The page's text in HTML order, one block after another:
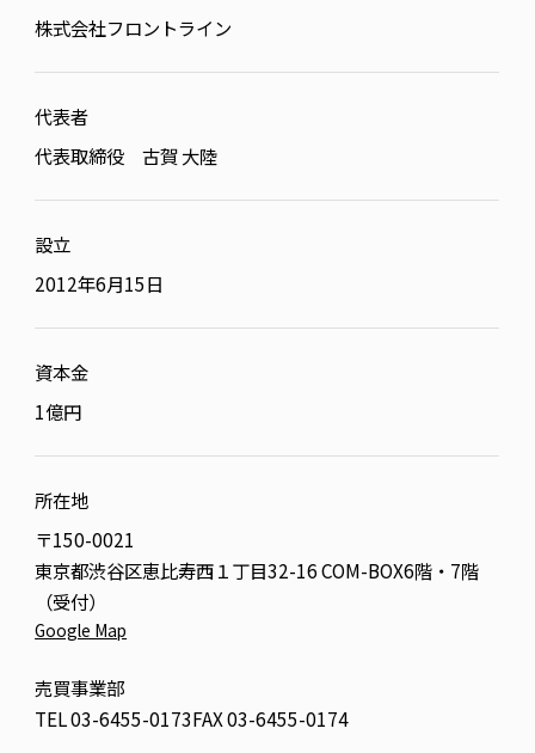
株式会社フロントライン
代表者
代表取締役 古賀 大陸
設立
2012年6月15日
資本金
1億円
所在地
〒150-0021
東京都渋谷区恵比寿西１丁目32-16 COM-BOX6階・7階
（受付）
Google Map
売買事業部
TEL03-6455-0173FAX 03-6455-0174